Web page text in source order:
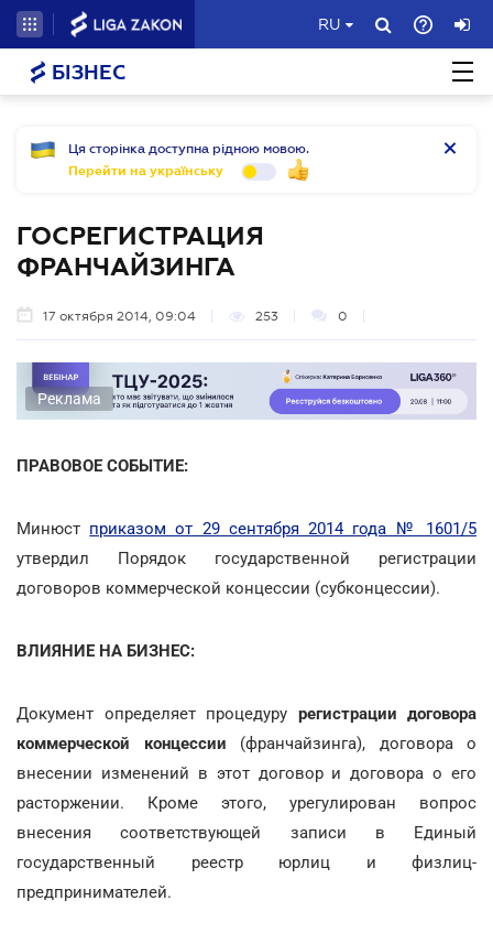
RU
БІЗНЕС
Ця сторінка доступна рідною мовою.
Перейти на українську
ГОСРЕГИСТРАЦИЯ
ФРАНЧАЙЗИНГА
17 октября 2014, 09:04 253 0
Реклама
ПРАВОВОЕ СОБЫТИЕ:
Минюст приказом от 29 сентября 2014 года № 1601/5
утвердил Порядок государственной регистрации
договоров коммерческой концессии (субконцессии).
ВЛИЯНИЕ НА БИЗНЕС:
Документ определяет процедуру регистрации договора
коммерческой концессии (франчайзинга), договора о
внесении изменений в этот договор и договора о его
расторжении. Кроме этого, урегулирован вопрос
внесения соответствующей записи в Единый
государственный реестр юрлиц и физлиц-
предпринимателей.